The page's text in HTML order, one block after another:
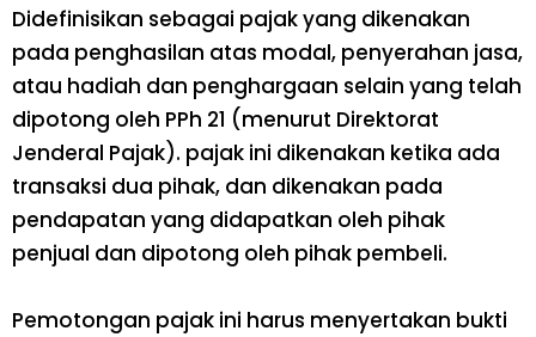
Didefinisikan sebagai pajak yang dikenakan
pada penghasilan atas modal, penyerahan jasa,
atau hadiah dan penghargaan selain yang telah
dipotong oleh PPh 21 (menurut Direktorat
Jenderal Pajak). pajak ini dikenakan ketika ada
transaksi dua pihak, dan dikenakan pada
pendapatan yang didapatkan oleh pihak
penjual dan dipotong oleh pihak pembeli.
Pemotongan pajak ini harus menyertakan bukti